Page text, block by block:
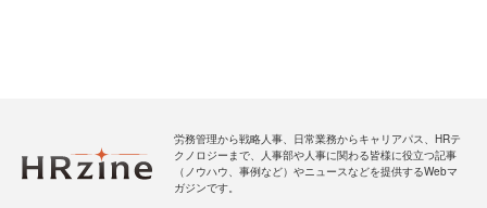
労務管理から戦略人事、日常業務からキャリアパス、HRテ
クノロジーまで、人事部や人事に関わる皆様に役立つ記事
（ノウハウ、事例など）やニュースなどを提供するWebマ
ガジンです。